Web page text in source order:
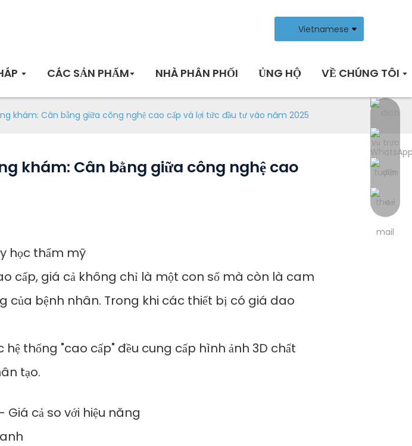
Vietnamese
CÁC SẢN PHẨM NHÀ PHÂN PHỐI ỦNG HỘ VỀ CHÚNG TÔI
khám: Cân bằng giữa công nghệ cao cấp và lợi tức đầu tư vào năm 2025
khám: Cân bằng giữa công nghệ cao
học thẩm mỹ
cấp, giá cả không chỉ là một con số mà còn là cam
của bệnh nhân. Trong khi các thiết bị có giá dao
thống "cao cấp" đều cung cấp hình ảnh 3D chất
tạo.
cả so với hiệu năng